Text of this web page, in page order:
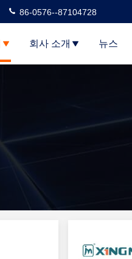
86-0576--87104728
회사 소개 뉴스